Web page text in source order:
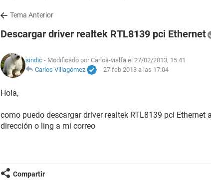
Tema Anterior
Descargar driver realtek RTL8139 pci Ethernet
sindic - Modificado por Carlos-vialfa el 27/02/2013, 15:41
Carlos Villagómez
- 27 feb 2013 a las 17:04
Hola,
como puedo descargar driver realtek RTL8139 pci Ethernet
dirección o ling a mi correo
Compartir